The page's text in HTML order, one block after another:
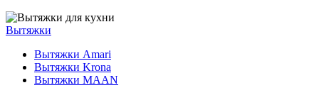
Вытяжки
Вытяжки Amari
Вытяжки Krona
Вытяжки MAAN